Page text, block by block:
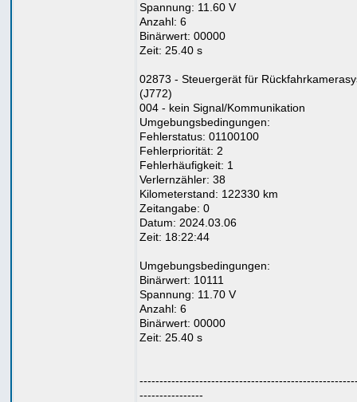
Spannung: 11.60 V
Anzahl: 6
Binärwert: 00000
Zeit: 25.40 s
02873 - Steuergerät für
(J772)
004 - kein Signal/Kommunikation
Umgebungsbedingungen:
Fehlerstatus: 01100100
Fehlerpriorität: 2
Fehlerhäufigkeit: 1
Verlernzähler: 38
Kilometerstand: 122330 km
Zeitangabe: 0
Datum: 2024.03.06
Zeit: 18:22:44
Umgebungsbedingungen:
Binärwert: 10111
Spannung: 11.70 V
Anzahl: 6
Binärwert: 00000
Zeit: 25.40 s
----------------